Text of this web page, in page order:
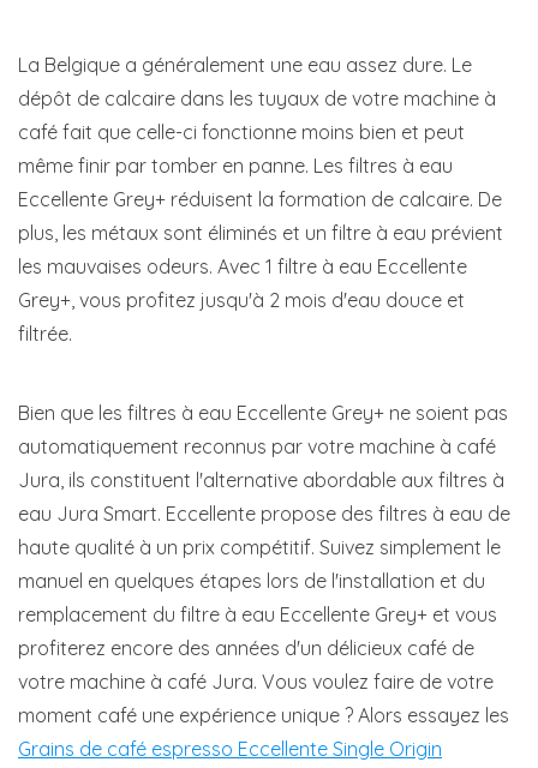
La Belgique a généralement une eau assez dure. Le
dépôt de calcaire dans les tuyaux de votre machine à
café fait que celle-ci fonctionne moins bien et peut
même finir par tomber en panne. Les filtres à eau
Eccellente Grey+ réduisent la formation de calcaire. De
plus, les métaux sont éliminés et un filtre à eau prévient
les mauvaises odeurs. Avec 1 filtre à eau Eccellente
Grey+, vous profitez jusqu'à 2 mois d'eau douce et
filtrée.
Bien que les filtres à eau Eccellente Grey+ ne soient pas
automatiquement reconnus par votre machine à café
Jura, ils constituent l'alternative abordable aux filtres à
eau Jura Smart. Eccellente propose des filtres à eau de
haute qualité à un prix compétitif. Suivez simplement le
manuel en quelques étapes lors de l'installation et du
remplacement du filtre à eau Eccellente Grey+ et vous
profiterez encore des années d'un délicieux café de
votre machine à café Jura. Vous voulez faire de votre
moment café une expérience unique ? Alors essayez les
Grains de café espresso Eccellente Single Origin